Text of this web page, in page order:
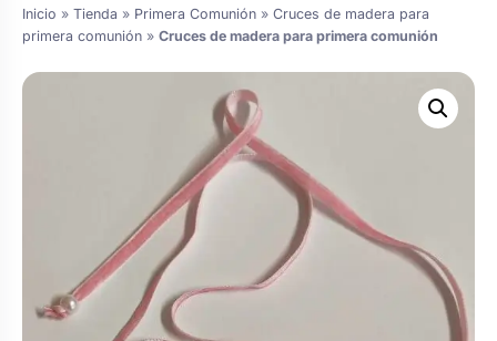
personalizadas
de boda
Árboles de Huellas para Primera
Comunión
Batas de comunión personalizadas
para niña
Inicio » Tienda » Primera Comunión » Cruces de madera para
primera comunión » Cruces de madera para primera comunión